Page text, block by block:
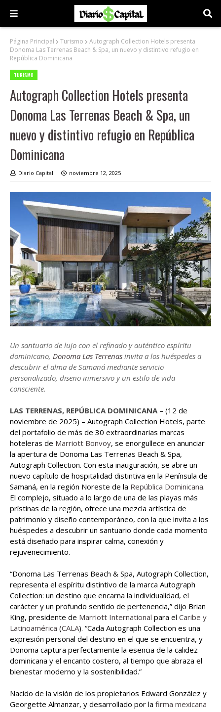
Página Principal Turismo
Autograph Collection Hotels presenta
Donoma Las Terrenas Beach & Spa, un nuevo y distintivo refugio en
República Dominicana
TURISMO
Autograph Collection Hotels presenta
Donoma Las Terrenas Beach & Spa, un
nuevo y distintivo refugio en República
Dominicana
Diario Capital noviembre 12, 2025
Un santuario de lujo con el refinado y auténtico espíritu
dominicano, Donoma Las Terrenas invita a los huéspedes a
descubrir el alma de Samaná mediante servicio
personalizado, diseño inmersivo y un estilo de vida
consciente.
LAS TERRENAS, REPÚBLICA DOMINICANA – (12 de
noviembre de 2025) – Autograph Collection Hotels, parte
del portafolio de más de 30 extraordinarias marcas
hoteleras de Marriott Bonvoy, se enorgullece en anunciar
la apertura de Donoma Las Terrenas Beach & Spa,
Autograph Collection. Con esta inauguración, se abre un
nuevo capítulo de hospitalidad distintiva en la Península de
Samaná, en la región Noreste de la República Dominicana.
El complejo, situado a lo largo de una de las playas más
prístinas de la región, ofrece una mezcla artística de
patrimonio y diseño contemporáneo, con la que invita a los
huéspedes a descubrir un santuario donde cada momento
está diseñado para inspirar calma, conexión y
rejuvenecimiento.
“Donoma Las Terrenas Beach & Spa, Autograph Collection,
representa el espíritu distintivo de la marca Autograph
Collection: un destino que encarna la individualidad, el
carácter y un profundo sentido de pertenencia,” dijo Brian
King, presidente de Marriott International para el Caribe y
Latinoamérica (CALA). “Cada Autograph Collection es una
expresión personal del destino en el que se encuentra, y
Donoma captura perfectamente la esencia de la calidez
dominicana y el encanto costero, al tiempo que abraza el
bienestar moderno y la sostenibilidad.”
Nacido de la visión de los propietarios Edward González y
Georgette Almanzar, y desarrollado por la firma mexicana